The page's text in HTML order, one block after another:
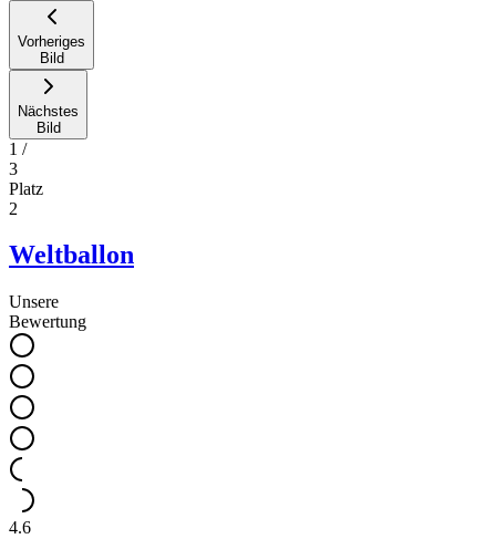
Vorheriges
Bild
Nächstes
Bild
1 /
3
Platz
2
Weltballon
Unsere
Bewertung
4.6